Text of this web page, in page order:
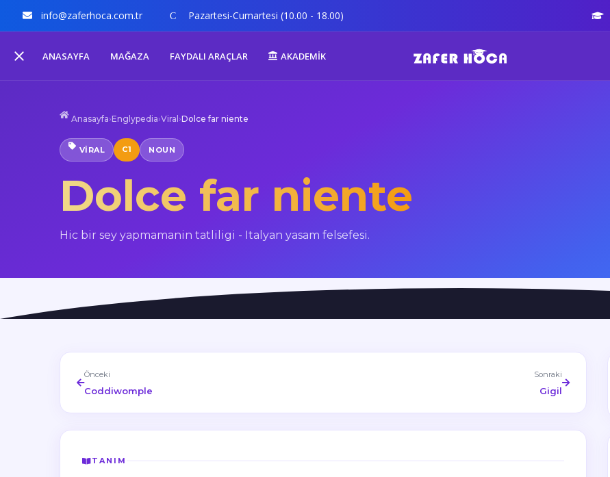
info@zaferhoca.com.tr Pazartesi-Cumartesi (10.00 - 18.00)
ANASAYFA MAĞAZA FAYDALI ARAÇLAR AKADEMİK
Anasayfa›Englypedia›Viral ›Dolce far niente
VIRAL C1 NOUN
Dolce far niente
Hic bir sey yapmamanin tatliligi - Italyan yasam felsefesi.
Önceki
Coddiwomple
Sonraki
Gigil
TANIM